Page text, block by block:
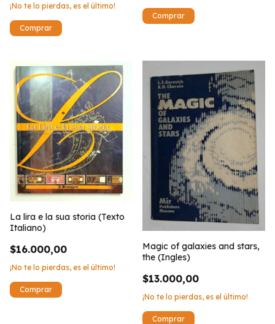
¡No te lo pierdas, es el último!
La lira e la sua storia (Texto
Italiano)
$16.000,00
¡No te lo pierdas, es el último!
Magic of galaxies and stars,
the (Ingles)
$13.000,00
¡No te lo pierdas, es el último!